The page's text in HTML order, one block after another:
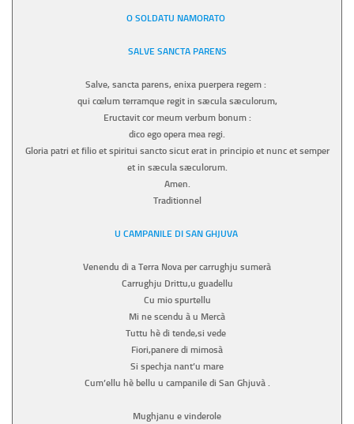
O SOLDATU NAMORATO
SALVE SANCTA PARENS
Salve, sancta parens, enixa puerpera regem :
qui cœlum terramque regit in sæcula sæculorum,
Eructavit cor meum verbum bonum :
dico ego opera mea regi.
Gloria patri et filio et spiritui sancto sicut erat in principio et nunc et semper
et in sæcula sæculorum.
Amen.
Traditionnel
U CAMPANILE DI SAN GHJUVA
Venendu di a Terra Nova per carrughju sumerà
Carrughju Drittu,u guadellu
Cu mio spurtellu
Mi ne scendu à u Mercà
Tuttu hè di tende,si vede
Fiori,panere di mimosà
Si spechja nant’u mare
Cum’ellu hè bellu u campanile di San Ghjuvà .
Mughjanu e vinderole